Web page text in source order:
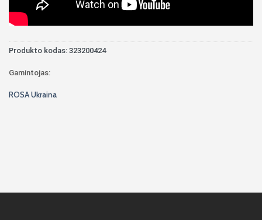
Produkto kodas: 323200424
Gamintojas:
ROSA Ukraina